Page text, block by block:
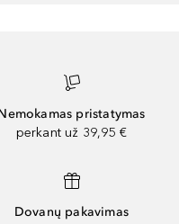
pristatymas
perkant už 39,95 €
Dovanų pakavimas